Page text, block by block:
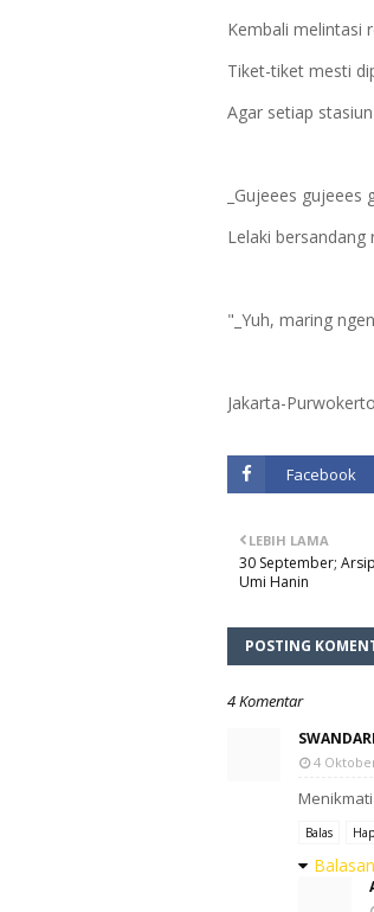
Kembali melintasi
Tiket-tiket mesti
Agar setiap
_Gujeees gujeees
Lelaki
"_Yuh, maring
Jakarta-
Facebook
LEBIH LAMA
30 September;
Umi Hanin
POSTING
4 Komentar
4
Balas
Balasan